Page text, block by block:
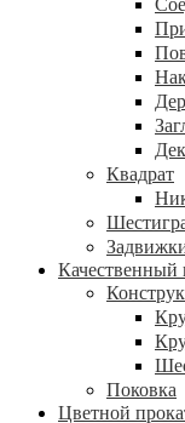
Квадрат
Качественный
Поковка
Цветной